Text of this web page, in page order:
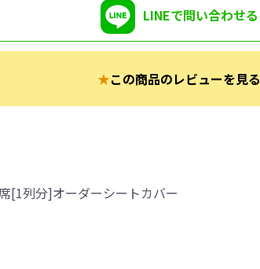
LINEで問い合わせる
★この商品のレビューを見る
[1列分]オーダーシートカバー